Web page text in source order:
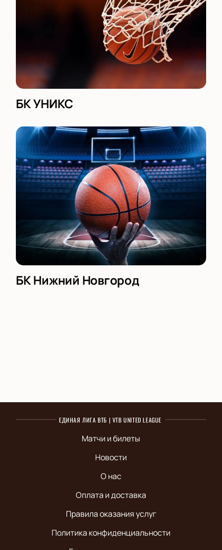
БК УНИКС
БК Нижний Новгород
ЕДИНАЯ ЛИГА ВТБ | VTB UNITED LEAGUE
Матчи и билеты
Новости
О нас
Оплата и доставка
Правила оказания услуг
Политика конфиденциальности